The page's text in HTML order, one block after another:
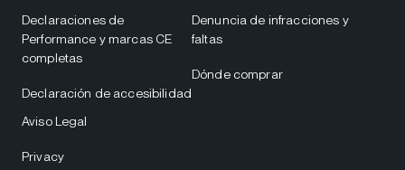
Declaraciones de
Performance y marcas CE
completas
Declaración de accesibilidad
Denuncia de infracciones y
faltas
Dónde comprar
Aviso Legal
Privacy